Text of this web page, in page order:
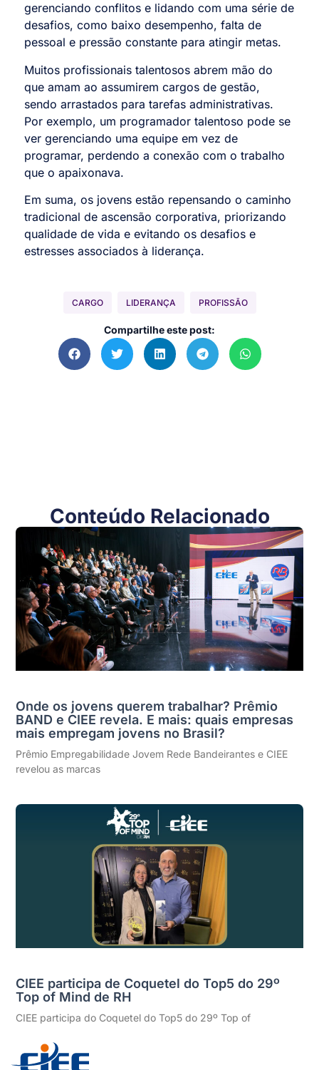
gerenciando conflitos e lidando com uma série de
desafios, como baixo desempenho, falta de
pessoal e pressão constante para atingir metas.
Muitos profissionais talentosos abrem mão do
que amam ao assumirem cargos de gestão,
sendo arrastados para tarefas administrativas.
Por exemplo, um programador talentoso pode se
ver gerenciando uma equipe em vez de
programar, perdendo a conexão com o trabalho
que o apaixonava.
Em suma, os jovens estão repensando o caminho
tradicional de ascensão corporativa, priorizando
qualidade de vida e evitando os desafios e
estresses associados à liderança.
CARGO LIDERANÇA PROFISSÃO
Compartilhe este post:
Conteúdo Relacionado
Onde os jovens querem trabalhar? Prêmio
BAND e CIEE revela. E mais: quais empresas
mais empregam jovens no Brasil?
Prêmio Empregabilidade Jovem Rede Bandeirantes e CIEE
revelou as marcas
CIEE participa de Coquetel do Top5 do 29º
Top of Mind de RH
CIEE participa do Coquetel do Top5 do 29º Top of